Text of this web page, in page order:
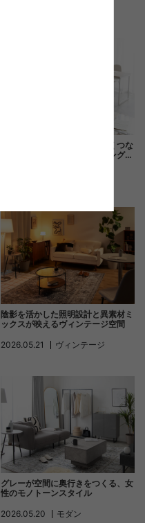
くつろぎと食事空間をやさしくつな
ぐ、ナチュラルモダンなリビングダ
陰影を活かした照明設計と異素材ミ
ックスが映えるヴィンテージ空間
2026.05.21
ヴィンテージ
グレーが空間に奥行きをつくる、女
性のモノトーンスタイル
2026.05.20
モダン